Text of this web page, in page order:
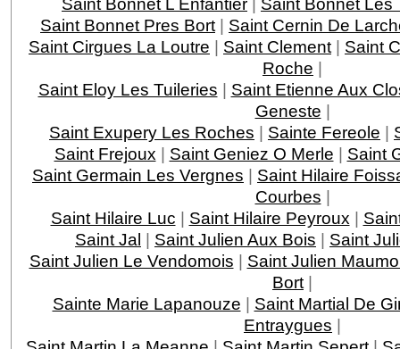
Saint Bonnet Pres Bort | Saint Cernin De
Saint Cirgues La Loutre | Saint Clement | Saint
Roche |
Saint Eloy Les Tuileries | Saint Etienne Aux
Geneste |
Saint Exupery Les Roches | Sainte Fereole |
Saint Frejoux | Saint Geniez O Merle | Saint
Saint Germain Les Vergnes | Saint Hilaire
Courbes |
Saint Hilaire Luc | Saint Hilaire Peyroux |
Saint Jal | Saint Julien Aux Bois | Saint
Saint Julien Le Vendomois | Saint Julien
Bort |
Sainte Marie Lapanouze | Saint Martial De
Entraygues |